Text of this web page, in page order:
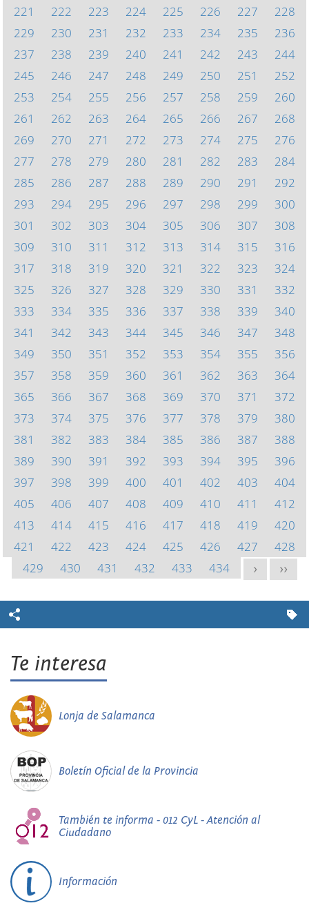
221 222 223 224 225 226 227
228
229
230 231 232 233 234 235
236
237
238 239 240 241 242 243
244
245
246 247 248 249 250 251
252
253
254 255 256 257 258 259
260
261
262 263 264 265 266 267
268
269
270 271 272 273 274 275
276
277
278 279 280 281 282 283
284
285
286 287 288 289 290 291
292
293
294 295 296 297 298 299
300
301
302 303 304 305 306 307
308
309
310 311 312 313 314 315
316
317
318 319 320 321 322 323
324
325
326 327 328 329 330 331
332
333
334 335 336 337 338 339
340
341
342 343 344 345 346 347
348
349
350 351 352 353 354 355
356
357
358 359 360 361 362 363
364
365
366 367 368 369 370 371
372
373
374 375 376 377 378 379
380
381
382 383 384 385 386 387
388
389
390 391 392 393 394 395
396
397
398 399 400 401 402 403
404
405
406 407 408 409 410 411
412
413
414 415 416 417 418 419
420
421
422 423 424 425 426 427
428
429
430 431 432 433 434 > >>
Te interesa
Lonja de Salamanca
Boletín Oficial de la Provincia
También te informa - 012 CyL - Atención al
Ciudadano
Información